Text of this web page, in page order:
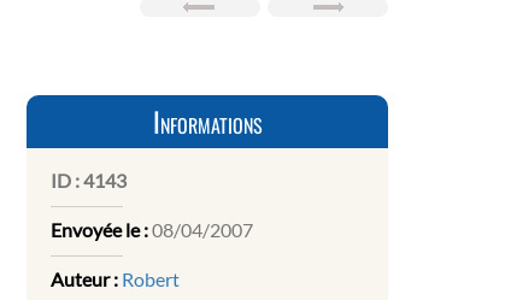
Informations
ID :4143
Envoyée le :08/04/2007
Auteur : Robert